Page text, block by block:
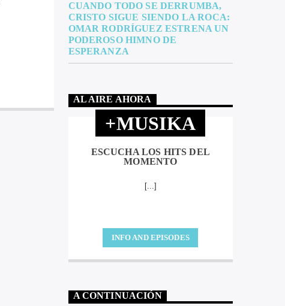
CUANDO TODO SE DERRUMBA,
CRISTO SIGUE SIENDO LA ROCA:
OMAR RODRÍGUEZ ESTRENA UN
PODEROSO HIMNO DE
ESPERANZA
AL AIRE AHORA
+MUSIKA
ESCUCHA LOS HITS DEL
MOMENTO
[...]
INFO AND EPISODES
A CONTINUACIÓN